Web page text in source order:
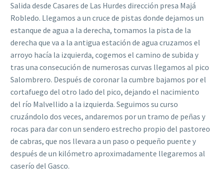
Salida desde Casares de Las Hurdes dirección presa Majá
Robledo. Llegamos a un cruce de pistas donde dejamos un
estanque de agua a la derecha, tomamos la pista de la
derecha que va a la antigua estación de agua cruzamos el
arroyo hacía la izquierda, cogemos el camino de subida y
tras una consecución de numerosas curvas llegamos al pico
Salombrero. Después de coronar la cumbre bajamos por el
cortafuego del otro lado del pico, dejando el nacimiento
del río Malvellido a la izquierda. Seguimos su curso
cruzándolo dos veces, andaremos por un tramo de peñas y
rocas para dar con un sendero estrecho propio del pastoreo
de cabras, que nos llevara a un paso o pequeño puente y
después de un kilómetro aproximadamente llegaremos al
caserío del Gasco.